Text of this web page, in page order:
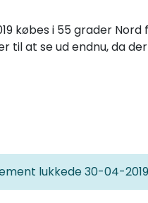
købes i 55 grader Nord
til at se ud endnu, da
lukkede30-04-